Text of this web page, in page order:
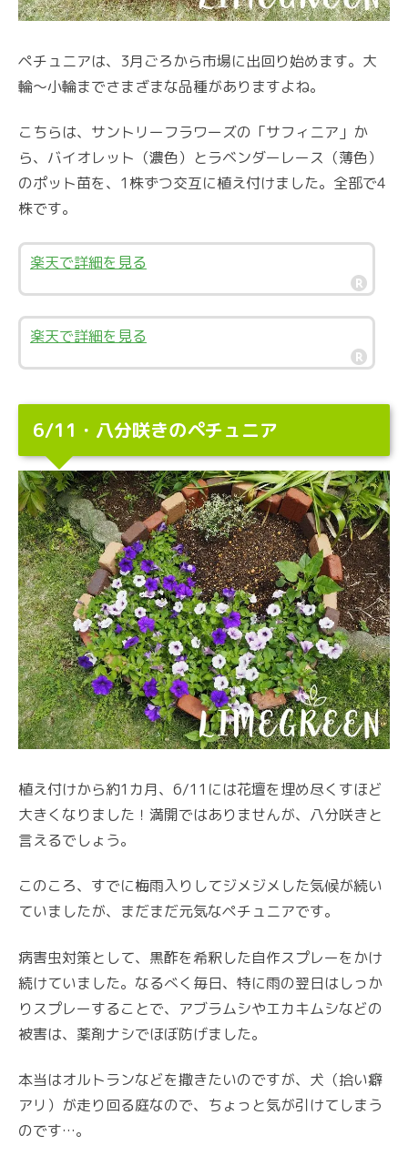
ペチュニアは、3月ごろから市場に出回り始めます。大
輪～小輪までさまざまな品種がありますよね。
こちらは、サントリーフラワーズの「サフィニア」か
ら、バイオレット（濃色）とラベンダーレース（薄色）
のポット苗を、1株ずつ交互に植え付けました。全部で4
株です。
楽天で詳細を見る
楽天で詳細を見る
6/11・八分咲きのペチュニア
植え付けから約1カ月、6/11には花壇を埋め尽くすほど
大きくなりました！満開ではありませんが、八分咲きと
言えるでしょう。
このころ、すでに梅雨入りしてジメジメした気候が続い
ていましたが、まだまだ元気なペチュニアです。
病害虫対策として、黒酢を希釈した自作スプレーをかけ
続けていました。なるべく毎日、特に雨の翌日はしっか
りスプレーすることで、アブラムシやエカキムシなどの
被害は、薬剤ナシでほぼ防げました。
本当はオルトランなどを撒きたいのですが、犬（拾い癖
アリ）が走り回る庭なので、ちょっと気が引けてしまう
のです…。